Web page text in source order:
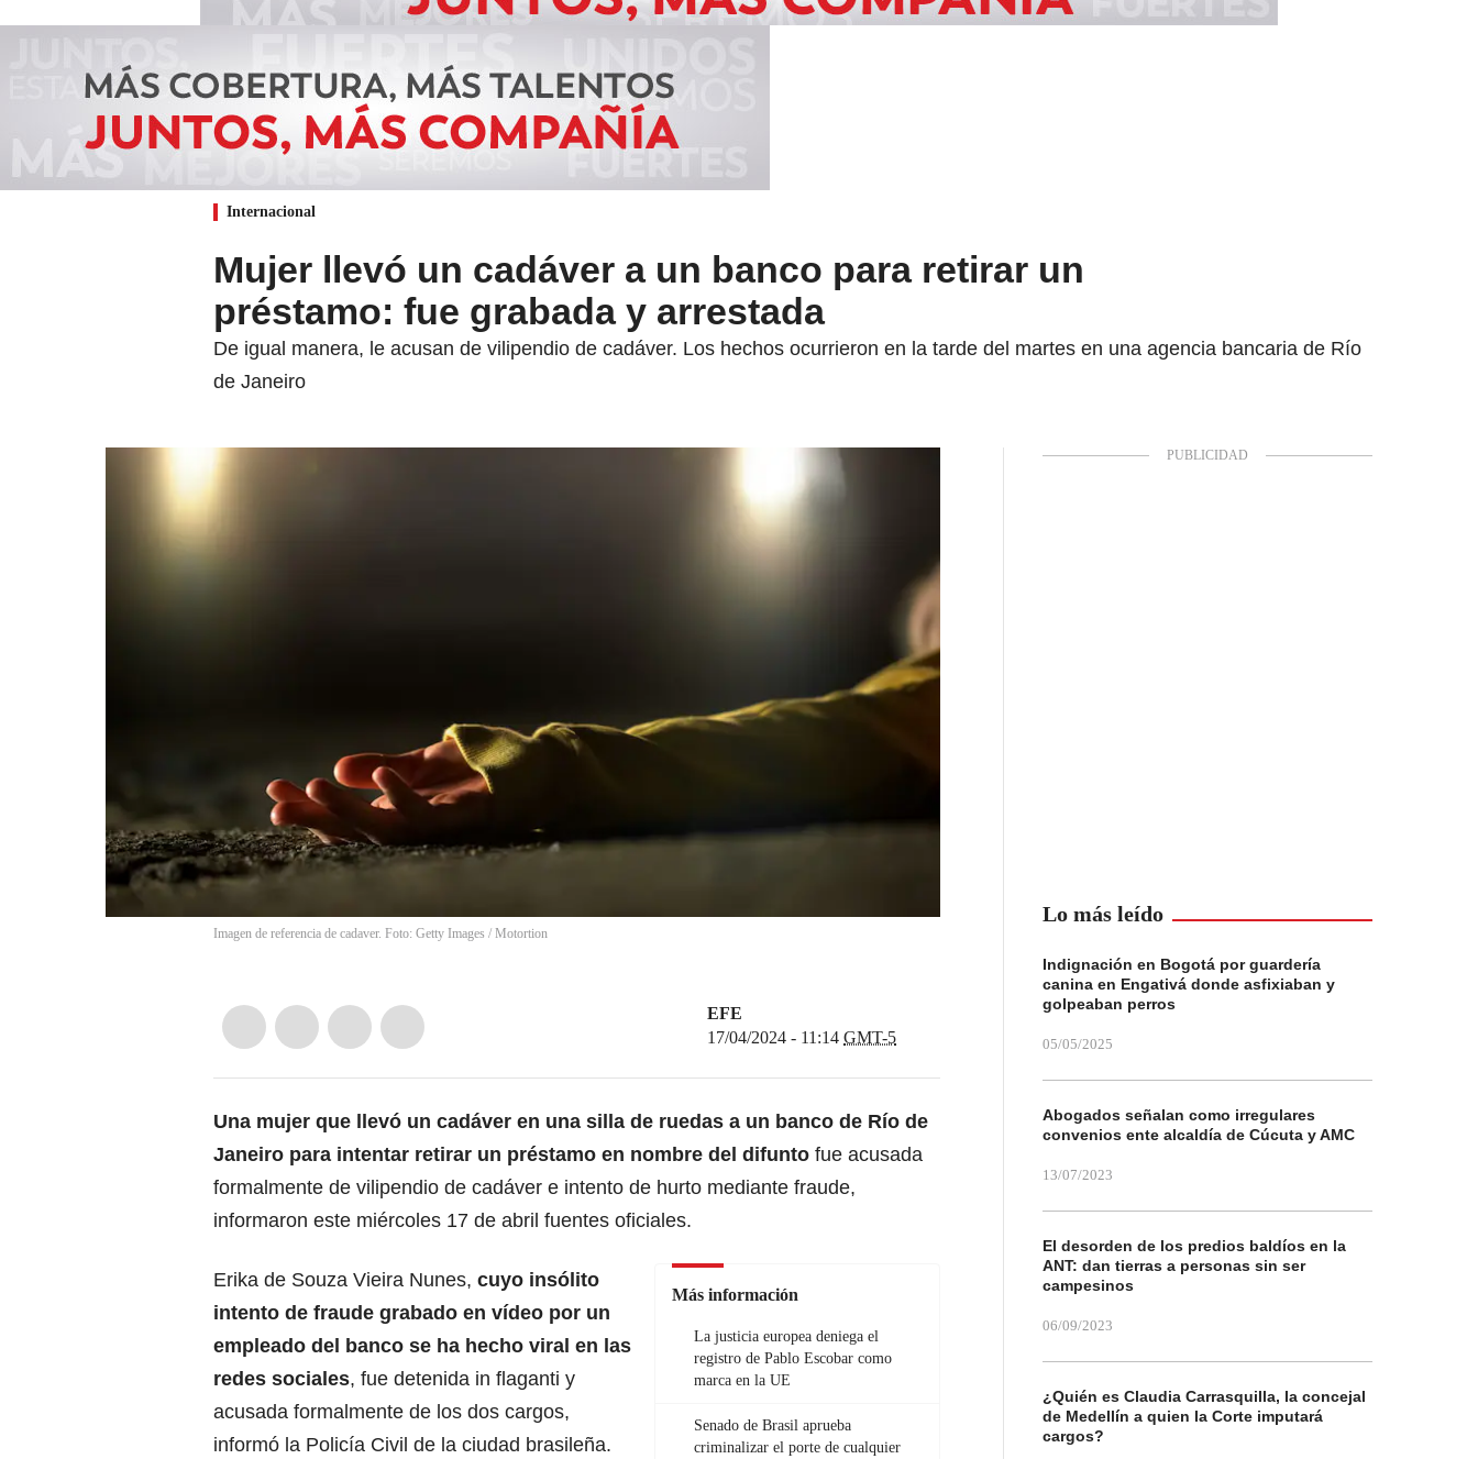
Internacional
Mujer llevó un cadáver a un banco para retirar un
préstamo: fue grabada y arrestada
De igual manera, le acusan de vilipendio de cadáver. Los hechos ocurrieron en la tarde del martes en una agencia bancaria de Río
de Janeiro
Imagen de referencia de cadaver. Foto: Getty Images / Motortion
EFE
17/04/2024 - 11:14 GMT-5
Una mujer que llevó un cadáver en una silla de ruedas a un banco de Río de
Janeiro para intentar retirar un préstamo en nombre del difunto fue acusada
formalmente de vilipendio de cadáver e intento de hurto mediante fraude,
informaron este miércoles 17 de abril fuentes oficiales.
Más información
La justicia europea deniega el
registro de Pablo Escobar como
marca en la UE
Senado de Brasil aprueba
criminalizar el porte de cualquier
Erika de Souza Vieira Nunes, cuyo insólito
intento de fraude grabado en vídeo por un
empleado del banco se ha hecho viral en las
redes sociales, fue detenida in flaganti y
acusada formalmente de los dos cargos,
informó la Policía Civil de la ciudad brasileña.
Lo más leído
Indignación en Bogotá por guardería
canina en Engativá donde asfixiaban y
golpeaban perros
05/05/2025
Abogados señalan como irregulares
convenios ente alcaldía de Cúcuta y AMC
13/07/2023
El desorden de los predios baldíos en la
ANT: dan tierras a personas sin ser
campesinos
06/09/2023
¿Quién es Claudia Carrasquilla, la concejal
de Medellín a quien la Corte imputará
cargos?